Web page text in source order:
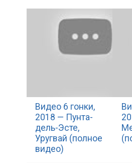
Видео 6 гонки,
2018 — Пунта-
дель-Эсте,
Уругвай (полное
видео)